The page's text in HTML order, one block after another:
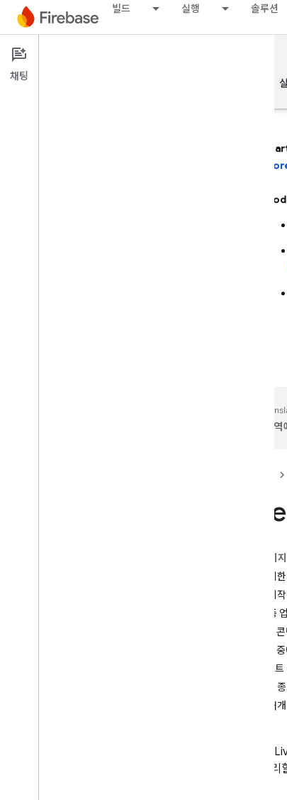
빌드 실행 솔루션
Documentation
개요
번
이 페이
세션 제한
세션 시작
세션 중
증분
세션
컨텍스
세션이
세션 재개
Gemini
기를 관
채팅